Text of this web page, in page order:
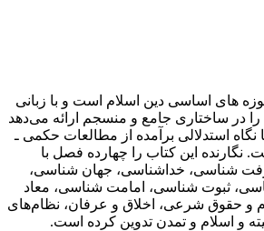
های اساسی دین اسلام است و با زبانی
را در ساختاری جامع و منسجم ارائه می‌دهد
نگاه استدلالی برآمده از مطالعات حکمی ـ
نگارنده این کتاب را چهارده فصل با
شناسی، خداشناسی، جهان شناسی،
ثبوت شناسی، امامت شناسی، معاد
و حقوق شرعی، اخلاق و عرفان، نظام‌های
و اسلام و تمدن تدوین کرده است.